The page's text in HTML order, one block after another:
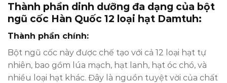
Thành phần dinh dưỡng đa dạng của bột
ngũ cốc Hàn Quốc 12 loại hạt Damtuh:
Thành phần chính:
Bột ngũ cốc này được chế tạo với cả 12 loại hạt tự
nhiên, bao gồm lúa mạch, hạt lanh, hạt óc chó, và
nhiều loại hạt khác. Đây là nguồn tuyệt vời của chất